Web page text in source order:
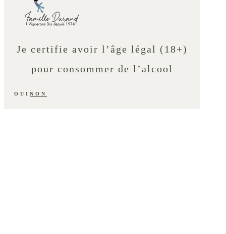
Je certifie avoir l’âge légal (18+)
pour consommer de l’alcool
OUI NON